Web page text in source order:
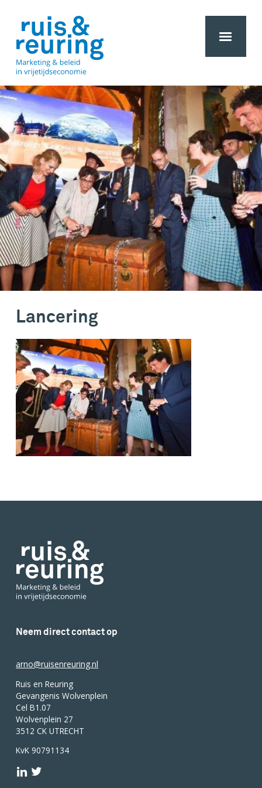
Lancering
Neem direct contact op
arno@ruisenreuring.nl
Ruis en Reuring
Gevangenis Wolvenplein
Cel B1.07
Wolvenplein 27
3512 CK UTRECHT
KvK 90791134